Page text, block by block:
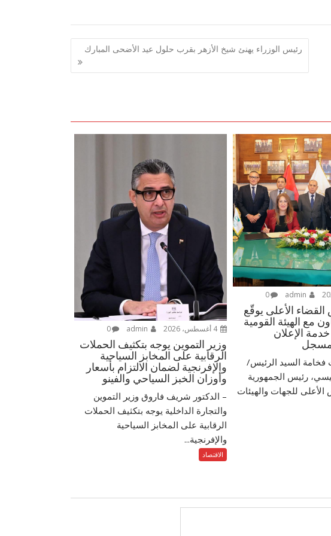
رئيس الوزراء يهنئ شيخ الأزهر بقرب حلول عيد الأضحى المبارك
0
الأعلى يوقّع
مع الهيئة القومية
خدمة الإعلان
فخامة السيد الرئيس/
رئيس الجمهورية
للجهات والهيئات
4 أغسطس، 2026 0
وزير التموين يوجه بتكثيف الحملات
الرقابية على المخابز السياحية
والإفرنجية لضمان الالتزام بأسعار
وأوزان الخبز السياحي والفينو
– الدكتور شريف فاروق وزير التموين
والتجارة الداخلية يوجه بتكثيف الحملات
الرقابية على المخابز السياحية
والإفرنجية...
الاقتصاد